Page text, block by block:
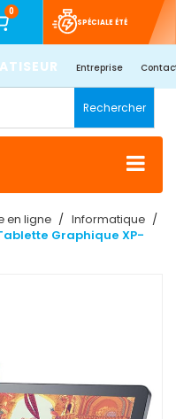
0
SPÉCIALE ÉTÉ
Entreprise
Rechercher
en ligne
Informatique
Graphique XP-